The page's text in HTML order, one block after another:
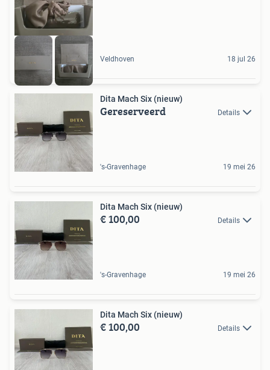
Veldhoven 18 jul 26
Dita Mach Six (nieuw)
Gereserveerd Details
's-Gravenhage 19 mei 26
Dita Mach Six (nieuw)
€ 100,00 Details
's-Gravenhage 19 mei 26
Dita Mach Six (nieuw)
€ 100,00 Details